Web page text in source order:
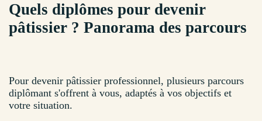
Quels diplômes pour devenir
pâtissier ? Panorama des parcours
Pour devenir pâtissier professionnel, plusieurs parcours
diplômant s'offrent à vous, adaptés à vos objectifs et
votre situation.